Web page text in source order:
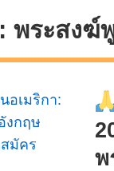
พระสงฆ์
พ